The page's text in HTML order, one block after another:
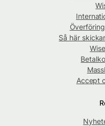
Så här
Accept